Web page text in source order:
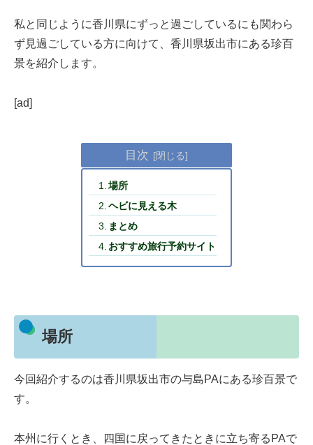
私と同じように香川県にずっと過ごしているにも関わら
ず見過ごしている方に向けて、香川県坂出市にある珍百
景を紹介します。
[ad]
目次
場所
ヘビに見える木
まとめ
おすすめ旅行予約サイト
場所
今回紹介するのは香川県坂出市の与島PAにある珍百景で
す。
本州に行くとき、四国に戻ってきたときに立ち寄るPAで